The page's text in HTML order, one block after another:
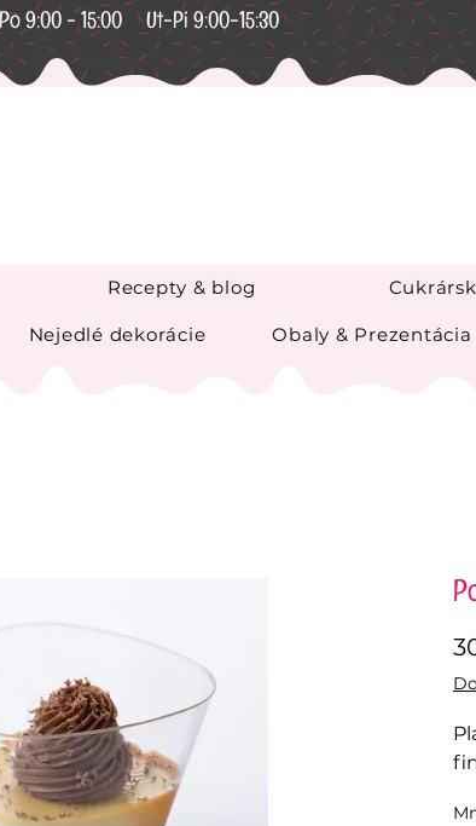
Po 9:00 - 15:00 Ut-Pi 9:00-15:30
Recepty & blog
Nejedlé dekorácie Obaly & Prezentácia